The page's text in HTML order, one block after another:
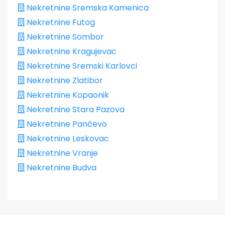
Nekretnine Sremska Kamenica
Nekretnine Futog
Nekretnine Sombor
Nekretnine Kragujevac
Nekretnine Sremski Karlovci
Nekretnine Zlatibor
Nekretnine Kopaonik
Nekretnine Stara Pazova
Nekretnine Pančevo
Nekretnine Leskovac
Nekretnine Vranje
Nekretnine Budva